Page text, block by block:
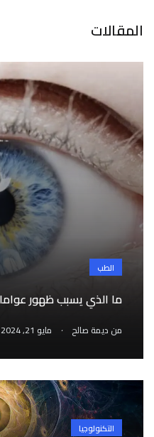
المقالات
الطب
ما الذي يسبب ظهور
من ديمة صالح . مايو 21, 2024
التكنولوجيا